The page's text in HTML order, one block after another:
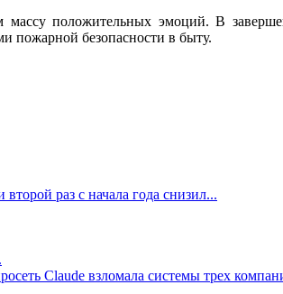
положительных эмоций. В
пожарной безопасности в быту.
второй раз с начала года снизил...
Claude взломала системы трех